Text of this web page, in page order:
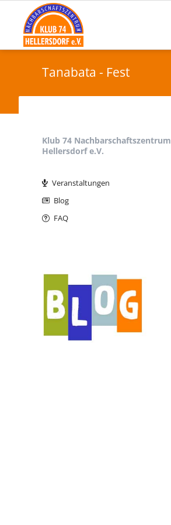
Tanabata - Fest
Klub 74 Nachbarschaftszentrum
Hellersdorf e.V.
überspringen
Veranstaltungen
Blog
FAQ